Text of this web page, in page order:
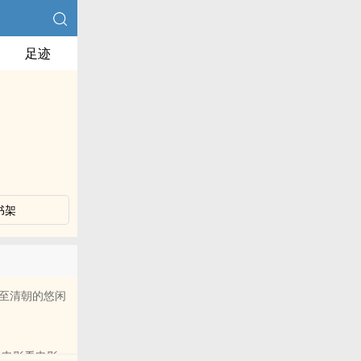
足迹
架
清朝的悠闲
影看电影，